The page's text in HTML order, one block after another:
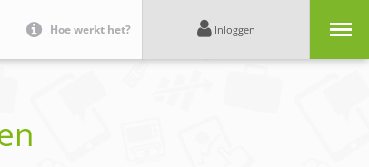
Hoe werkt het? Inloggen